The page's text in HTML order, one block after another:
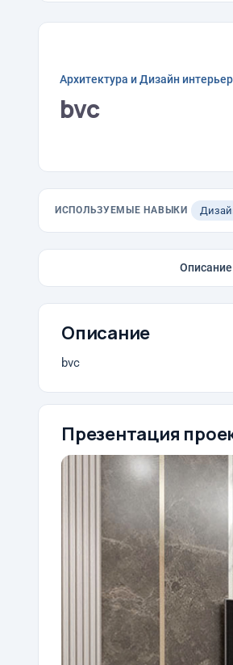
Архитектура и Дизайн
bvc
ИСПОЛЬЗУЕМЫЕ НАВЫКИ
Описание
Описание
bvc
Презентация